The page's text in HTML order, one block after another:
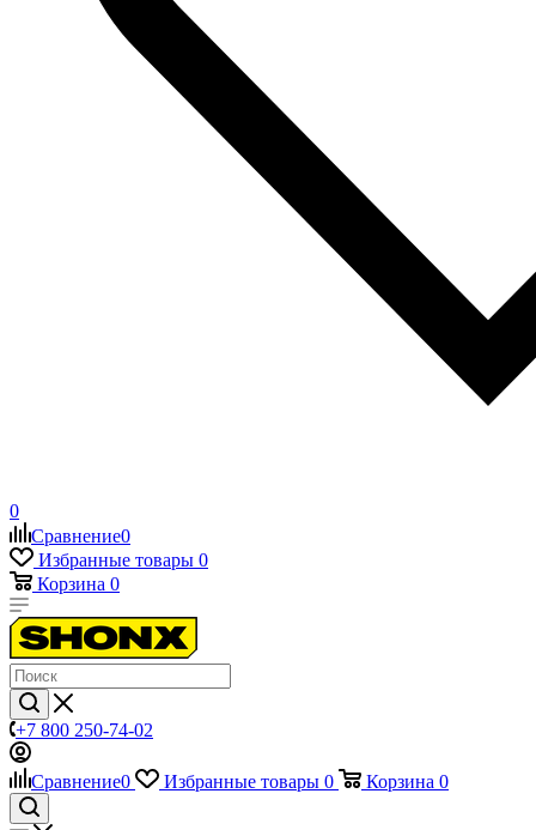
0
Сравнение0
Избранные товары 0
Корзина 0
+7 800 250-74-02
Сравнение0 Избранные товары 0 Корзина 0